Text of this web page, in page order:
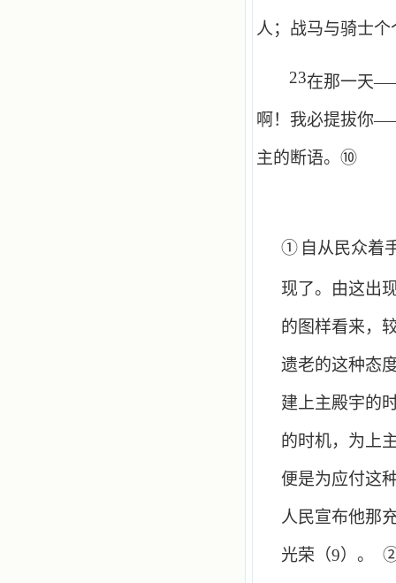
人；战马与骑士
23在那一天
啊！我必提拔你
主的断语。⑩
① 自从民众着
现了。由这出
的图样看来，
遗老的这种态
建上主殿宇的
的时机，为上
便是为应付这
人民宣布他那
光荣（9）。